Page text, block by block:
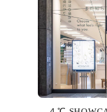
ファッションテイスト
着用シーン